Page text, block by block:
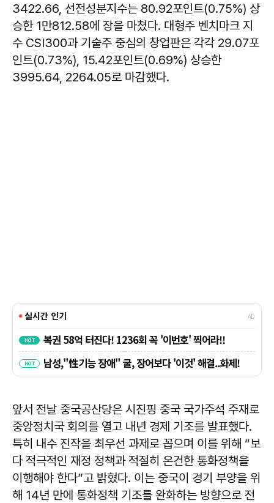
3422.66, 선전성분지수는 80.92포인트(0.75%) 상
승한 1만812.58에 장을 마쳤다. 대형주 벤치마크 지
수 CSI300과 기술주 중심의 창업판은 각각 29.07포
인트(0.73%), 15.42포인트(0.69%) 상승한
3995.64, 2264.05로 마감했다.
앞서 전날 중국공산당은 시진핑 중국 국가주석 주재로
중앙정치국 회의를 열고 내년 경제 기조를 발표했다.
특히 내수 진작을 최우선 과제로 꼽으며 이를 위해 “보
다 적극적인 재정 정책과 적절히 온건한 통화정책을
이행해야 한다”고 밝혔다. 이는 중국이 경기 부양을 위
해 14년 만에 통화정책 기조를 완화하는 방향으로 전